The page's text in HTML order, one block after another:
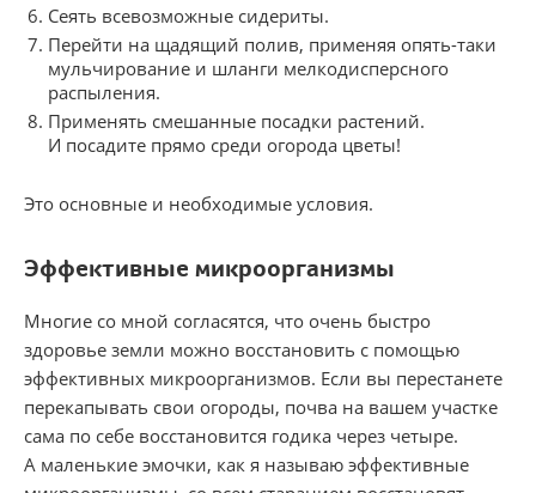
Сеять всевозможные сидериты.
Перейти на щадящий полив, применяя опять-таки
мульчирование и шланги мелкодисперсного
распыления.
Применять смешанные посадки растений.
И посадите прямо среди огорода цветы!
Это основные и необходимые условия.
Эффективные микроорганизмы
Многие со мной согласятся, что очень быстро
здоровье земли можно восстановить с помощью
эффективных микроорганизмов. Если вы перестанете
перекапывать свои огороды, почва на вашем участке
сама по себе восстановится годика через четыре.
А маленькие эмочки, как я называю эффективные